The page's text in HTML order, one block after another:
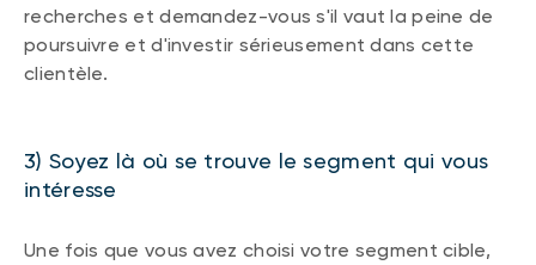
recherches et demandez-vous s'il vaut la peine de
poursuivre et d'investir sérieusement dans cette
clientèle.
3) Soyez là où se trouve le segment qui vous
intéresse
Une fois que vous avez choisi votre segment cible,